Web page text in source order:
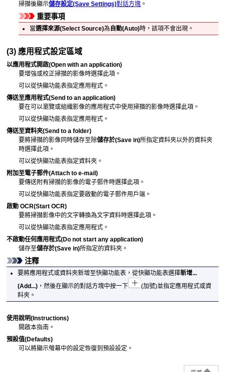
掃描後顯示儲存設定(Save Settings)對話方塊 。
重要事項
當選擇來源(Select Source)為 自動(Auto)時，該項不會出現。
(3) 應用程式設定區域
以應用程式開啟(Open with an application)
要增強或校正掃描的影像時選擇此項。
可以從快顯功能表指定應用程式。
傳送至應用程式(Send to an application)
要在可以瀏覽或組織影像的應用程式中使用掃描的影像時選擇此項。
可以從快顯功能表指定應用程式。
傳送至資料夾(Send to a folder)
要將掃描的影像同時儲存至除儲存於(Save in)所指定資料夾以外的資料夾
時選擇此項。
可以從快顯功能表指定資料夾。
附加至電子郵件(Attach to e-mail)
要傳送附有掃描的影像的電子郵件時選擇此項。
可以從快顯功能表指定要啟動的電子郵件用戶端。
啟動 OCR(Start OCR)
要將掃描影像中的文字轉換為文字資料時選擇此項。
可以從快顯功能表指定應用程式。
不啟動任何應用程式(Do not start any application)
儲存至儲存於(Save in)所指定的資料夾。
注釋
要將應用程式或資料夾新增至快顯功能表，從快顯功能表選擇新增...
(Add...) ，然後在顯示的對話方塊中按一下
(加號)並指定應用程式或資
料夾。
使用說明(Instructions)
開啟本指南。
預設值(Defaults)
可以將顯示螢幕中的設定恢復到預設設定。